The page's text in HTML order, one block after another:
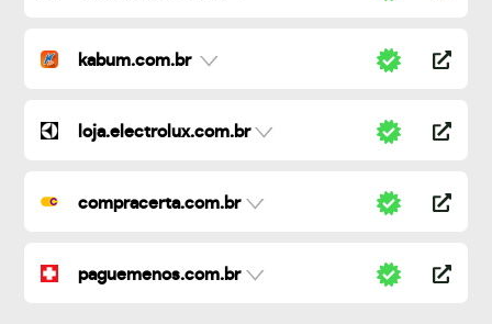
kabum.com.br
loja.electrolux.com.br
compracerta.com.br
paguemenos.com.br